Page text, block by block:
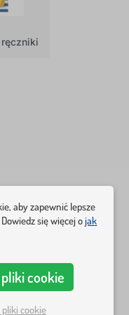
i promocje
aby zapewnić lepsze
się więcej ojak
cookie
cookie